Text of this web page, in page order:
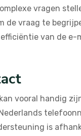
vragen
vraag te
van de
vooral handig
is